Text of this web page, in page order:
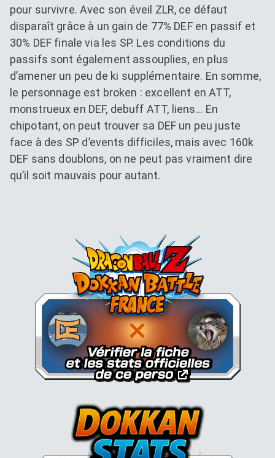
pour survivre. Avec son éveil ZLR, ce défaut
disparaît grâce à un gain de 77% DEF en passif et
30% DEF finale via les SP. Les conditions du
passifs sont également assouplies, en plus
d’amener un peu de ki supplémentaire. En somme,
le personnage est broken : excellent en ATT,
monstrueux en DEF, debuff ATT, liens… En
chipotant, on peut trouver sa DEF un peu juste
face à des SP d’events difficiles, mais avec 160k
DEF sans doublons, on ne peut pas vraiment dire
qu’il soit mauvais pour autant.
Dokkan Essentials x Dragon